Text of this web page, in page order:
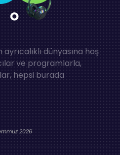
dünyasına hoş
ve programlarla,
hepsi burada
2026